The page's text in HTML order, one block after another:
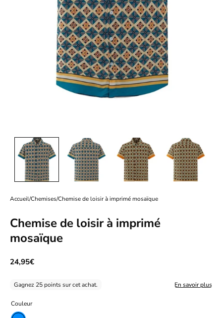
Accueil/Chemises/Chemise de loisir à imprimé mosaïque
Chemise de loisir à imprimé
mosaïque
24,95€
Gagnez 25 points sur cet achat. En savoir plus
Couleur